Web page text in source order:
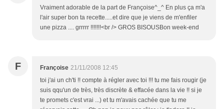
Vraiment adorable de la part de Françoise^_^ En plus ça m'a
l'air super bon ta recette.....et dire que je viens de m'enfiler
une pizza .... grrrrr !!!!!!!<br /> GROS BISOUSBon week-end
F Françoise 21/11/2008 12:45
toi j'ai un ch'ti !! compte à régler avec toi !!! tu me fais rougir (je
suis qqu'un de très, très discrète & effacée dans la vie !! si je
te promets c'est vrai ...) et tu m'avais cachée que tu me